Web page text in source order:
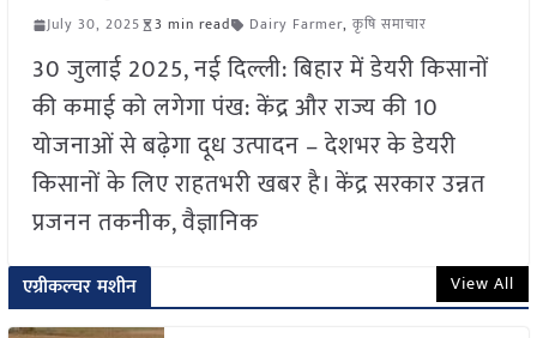
July 30, 2025 3 min read Dairy Farmer, कृषि समाचार
30 जुलाई 2025, नई दिल्ली: बिहार में डेयरी किसानों
की कमाई को लगेगा पंख: केंद्र और राज्य की 10
योजनाओं से बढ़ेगा दूध उत्पादन – देशभर के डेयरी
किसानों के लिए राहतभरी खबर है। केंद्र सरकार उन्नत
प्रजनन तकनीक, वैज्ञानिक
एग्रीकल्चर मशीन View All